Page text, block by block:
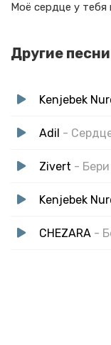
Моё сердце у тебя
Другие песни
Kenjebek
Adil -
Zivert -
Kenjebek
CHEZARA -